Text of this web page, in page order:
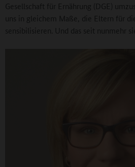
Gesellschaft für Ernährung (DGE)
uns in gleichem Maße, die Eltern für
sensibilisieren. Und das seit nunmehr